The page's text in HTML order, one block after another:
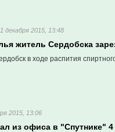
декабря 2015, 13:48
житель Сердобска
в ходе распития
2015, 13:06
из офиса в "Спутнике" 4